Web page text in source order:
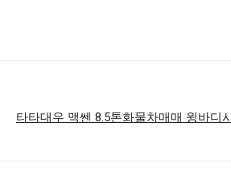
타타대우 맥쎈 8.5톤화물차매매 윙바디